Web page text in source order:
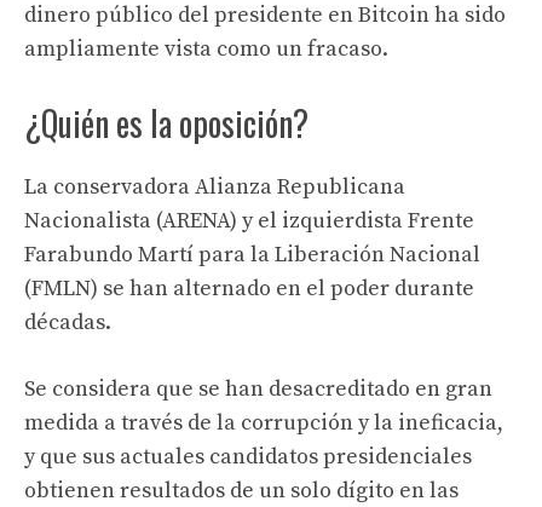
dinero público del presidente en Bitcoin ha sido
ampliamente vista como un fracaso.
¿Quién es la oposición?
La conservadora Alianza Republicana
Nacionalista (ARENA) y el izquierdista Frente
Farabundo Martí para la Liberación Nacional
(FMLN) se han alternado en el poder durante
décadas.
Se considera que se han desacreditado en gran
medida a través de la corrupción y la ineficacia,
y que sus actuales candidatos presidenciales
obtienen resultados de un solo dígito en las